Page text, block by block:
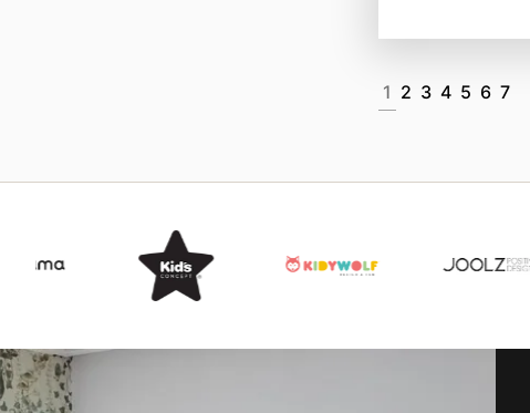
1 2 3 4 5 6 7
Item
3
of